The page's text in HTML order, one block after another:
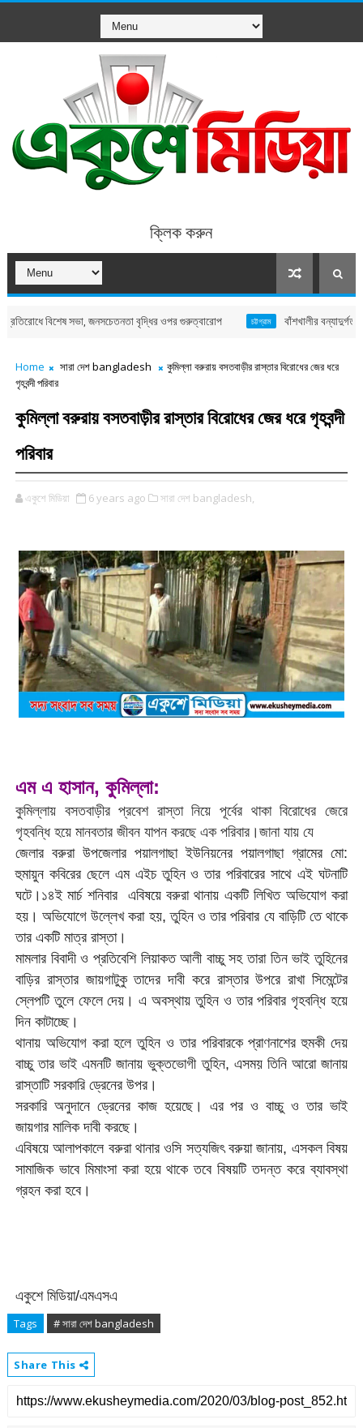
ক্লিক করুন
বিশেষ সভা, জনসচেতনতা বৃদ্ধির ওপর গুরুত্বারোপ চট্টগ্রাম বাঁশখালীর বন্যাদুর্গত মানুষের
Home সারা দেশ bangladesh
কুমিল্লা বরুরায় বসতবাড়ীর রাস্তার বিরোধের জের ধরে
গৃহবন্দী পরিবার
কুমিল্লা বরুরায় বসতবাড়ীর রাস্তার বিরোধের জের ধরে গৃহবন্দী
পরিবার
একুশে মিডিয়া 6 years ago সারা দেশ bangladesh,
এম এ হাসান, কুমিল্লা:
কুমিল্লায় বসতবাড়ীর প্রবেশ রাস্তা নিয়ে পূর্বের থাকা বিরোধের জেরে
গৃহবন্ধি হয়ে মানবতার জীবন যাপন করছে এক পরিবার।জানা যায় যে
জেলার বরুরা উপজেলার পয়ালগাছা ইউনিয়নের পয়ালগাছা গ্রামের মো:
হুমায়ুন কবিরের ছেলে এম এইচ তুহিন ও তার পরিবারের সাথে এই ঘটনাটি
ঘটে।১৪ই মার্চ শনিবার এবিষয়ে বরুরা থানায় একটি লিখিত অভিযোগ করা
হয়। অভিযোগে উল্লেখ করা হয়, তুহিন ও তার পরিবার যে বাড়িটি তে থাকে
তার একটি মাত্র রাস্তা।
মামলার বিবাদী ও প্রতিবেশি লিয়াকত আলী বাচ্চু সহ তারা তিন ভাই তুহিনের
বাড়ির রাস্তার জায়গাটুকু তাদের দাবী করে রাস্তার উপরে রাখা সিমেন্টের
স্লেপটি তুলে ফেলে দেয়। এ অবস্থায় তুহিন ও তার পরিবার গৃহবন্ধি হয়ে
দিন কাটাচ্ছে।
থানায় অভিযোগ করা হলে তুহিন ও তার পরিবারকে প্রাণনাশের হুমকী দেয়
বাচ্চু তার ভাই এমনটি জানায় ভুক্তভোগী তুহিন, এসময় তিনি আরো জানায়
রাস্তাটি সরকারি ড্রেনের উপর।
সরকারি অনুদানে ড্রেনের কাজ হয়েছে। এর পর ও বাচ্চু ও তার ভাই
জায়গার মালিক দাবী করছে।
এবিষয়ে আলাপকালে বরুরা থানার ওসি সত্যজিৎ বরুয়া জানায়, এসকল বিষয়
সামাজিক ভাবে মিমাংসা করা হয়ে থাকে তবে বিষয়টি তদন্ত করে ব্যাবস্থা
গ্রহন করা হবে।
একুশে মিডিয়া/এমএসএ
Tags # সারা দেশ bangladesh
Share This